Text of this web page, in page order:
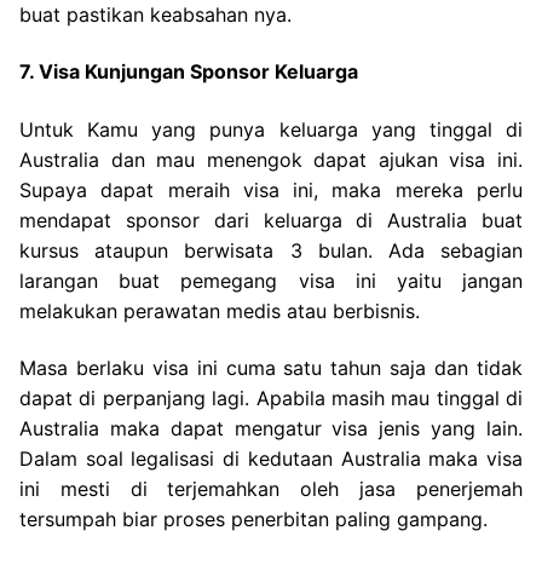
buat pastikan keabsahan nya.
7. Visa Kunjungan Sponsor Keluarga
Untuk Kamu yang punya keluarga yang tinggal di
Australia dan mau menengok dapat ajukan visa ini.
Supaya dapat meraih visa ini, maka mereka perlu
mendapat sponsor dari keluarga di Australia buat
kursus ataupun berwisata 3 bulan. Ada sebagian
larangan buat pemegang visa ini yaitu jangan
melakukan perawatan medis atau berbisnis.
Masa berlaku visa ini cuma satu tahun saja dan tidak
dapat di perpanjang lagi. Apabila masih mau tinggal di
Australia maka dapat mengatur visa jenis yang lain.
Dalam soal legalisasi di kedutaan Australia maka visa
ini mesti di terjemahkan oleh jasa penerjemah
tersumpah biar proses penerbitan paling gampang.